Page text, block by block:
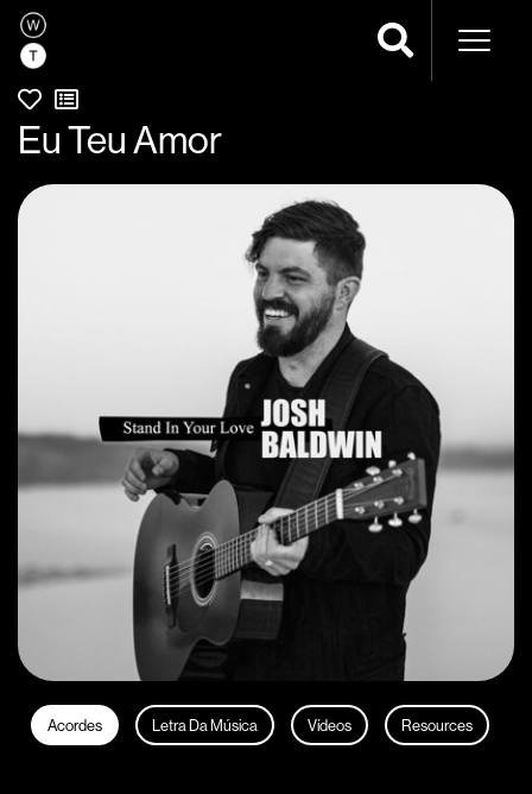
Eu Teu Amor
Acordes Letra Da Música Vídeos Resources